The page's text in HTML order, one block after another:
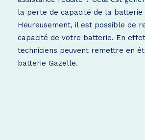
la perte de capacité de la batterie
Heureusement, il est possible de
capacité de votre batterie. En
techniciens peuvent remettre en
batterie Gazelle.